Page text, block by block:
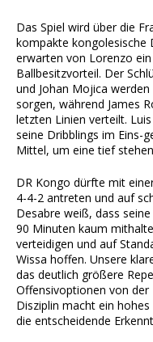
Das Spiel wird über die
kompakte kongolesische
erwarten von Lorenzo
Ballbesitzvorteil. Der
und Johan Mojica
sorgen, während James
letzten Linien verteilt.
seine Dribblings im Eins-
Mittel, um eine tief
DR Kongo dürfte mit
4-4-2 antreten und auf
Desabre weiß, dass
90 Minuten kaum
verteidigen und auf
Wissa hoffen. Unsere
das deutlich größere
Offensivoptionen von der
Disziplin macht ein
die entscheidende